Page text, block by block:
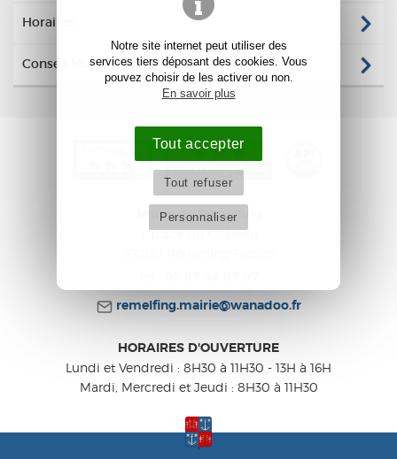
Notre site internet peut utiliser des
services tiers déposant des cookies. Vous
pouvez choisir de les activer ou non.
En savoir plus
Tout accepter
Tout refuser
Personnaliser
Horaires
Conseil Municipal
Mairie de Rémelfing
1, place du Château
remelfing.mairie@wanadoo.fr
HORAIRES D'OUVERTURE
Lundi et Vendredi : 8H30 à 11H30 - 13H à 16H
Mardi, Mercredi et Jeudi : 8H30 à 11H30